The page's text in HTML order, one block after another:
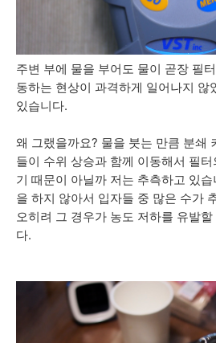
주변 부에 물을 부어도 물이 곧장 필
동하는 현상이 과격하게 일어나지 않
있습니다.
왜 그랬을까요? 물을 붓는 만큼 분쇄
들이 수위 상승과 함께 이동해서 필
기 때문이 아닐까 저는 추측하고 있
을 하지 않아서 입자들 중 많은 수가
오히려 그 경우가 농도 저하를 유발
다.